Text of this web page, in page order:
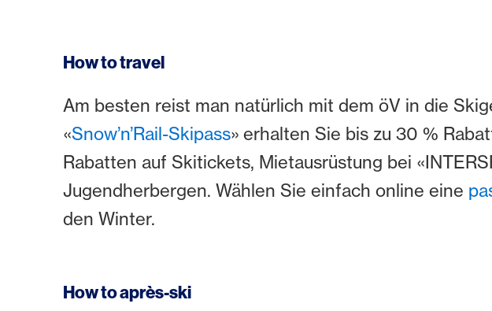
How to travel
Am besten reist man natürlich mit dem öV in die
«Snow’n’Rail-Skipass» erhalten Sie bis zu 30 %
Rabatten auf Skitickets, Mietausrüstung bei
Jugendherbergen. Wählen Sie einfach online eine
den Winter.
How to après-ski